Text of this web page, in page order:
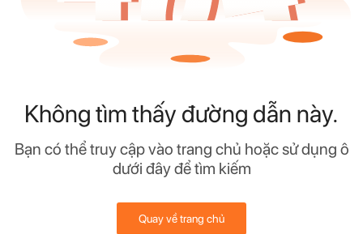
Không tìm thấy đường dẫn này.
Bạn có thể truy cập vào trang chủ hoặc sử dụng ô
dưới đây để tìm kiếm
Quay về trang chủ